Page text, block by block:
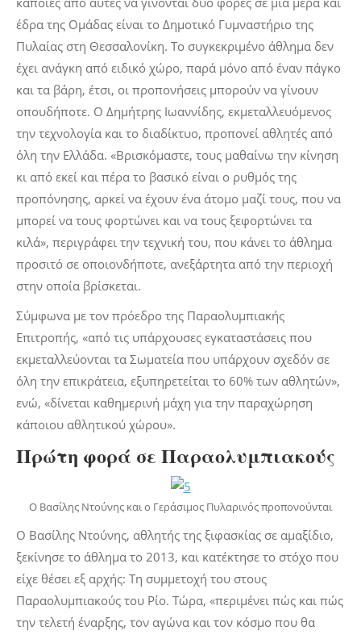
έδρα της Ομάδας είναι το Δημοτικό Γυμναστήριο της
Πυλαίας στη Θεσσαλονίκη. Το συγκεκριμένο άθλημα δεν
έχει ανάγκη από ειδικό χώρο, παρά μόνο από έναν πάγκο
και τα βάρη, έτσι, οι προπονήσεις μπορούν να γίνουν
οπουδήποτε. Ο Δημήτρης Ιωαννίδης, εκμεταλλευόμενος
την τεχνολογία και το διαδίκτυο, προπονεί αθλητές από
όλη την Ελλάδα. «Βρισκόμαστε, τους μαθαίνω την κίνηση
κι από εκεί και πέρα το βασικό είναι ο ρυθμός της
προπόνησης, αρκεί να έχουν ένα άτομο μαζί τους, που να
μπορεί να τους φορτώνει και να τους ξεφορτώνει τα
κιλά», περιγράφει την τεχνική του, που κάνει το άθλημα
προσιτό σε οποιονδήποτε, ανεξάρτητα από την περιοχή
στην οποία βρίσκεται.
Σύμφωνα με τον πρόεδρο της Παραολυμπιακής
Επιτροπής, «από τις υπάρχουσες εγκαταστάσεις που
εκμεταλλεύονται τα Σωματεία που υπάρχουν σχεδόν σε
όλη την επικράτεια, εξυπηρετείται το 60% των αθλητών»,
ενώ, «δίνεται καθημερινή μάχη για την παραχώρηση
κάποιου αθλητικού χώρου».
Πρώτη φορά σε Παραολυμπιακούς
Ο Βασίλης Ντούνης και ο Γεράσιμος Πυλαρινός προπονούνται
Ο Βασίλης Ντούνης, αθλητής της ξιφασκίας σε αμαξίδιο,
ξεκίνησε το άθλημα το 2013, και κατέκτησε το στόχο που
είχε θέσει εξ αρχής: Τη συμμετοχή του στους
Παραολυμπιακούς του Ρίο. Τώρα, «περιμένει πώς και πώς
την τελετή έναρξης, τον αγώνα και τον κόσμο που θα